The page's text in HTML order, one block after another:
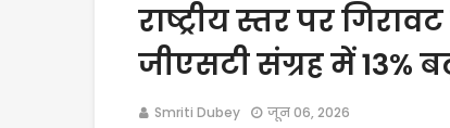
राष्ट्रीय स्तर पर
जीएसटी संग्रह में 13%
Smriti Dubey जून 06, 2026